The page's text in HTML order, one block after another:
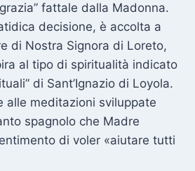
fattale dalla Madonna.
decisione, è accolta a
di Nostra Signora di Loreto,
al tipo di spiritualità indicato
di Sant’Ignazio di Loyola.
alle meditazioni sviluppate
spagnolo che Madre
di voler «aiutare tutti